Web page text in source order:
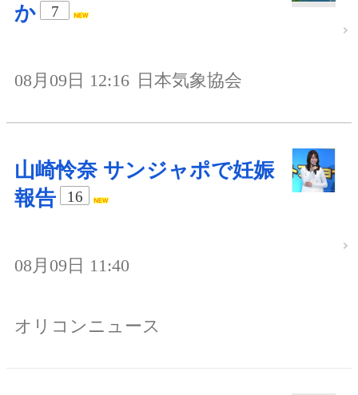
か
7
08月09日 12:16 日本気象協会
山崎怜奈 サンジャポで妊娠
報告
16
08月09日 11:40
オリコンニュース